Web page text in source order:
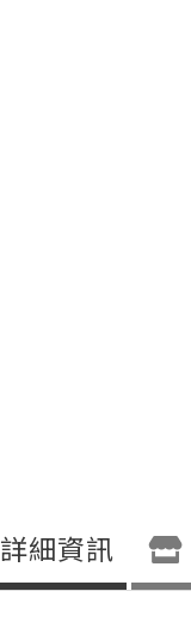
詳細資訊